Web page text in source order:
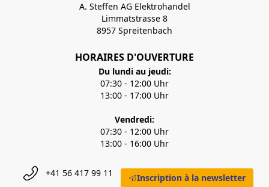
A. Steffen AG Elektrohandel
Limmatstrasse 8
8957 Spreitenbach
HORAIRES D'OUVERTURE
Du lundi au jeudi:
07:30 - 12:00 Uhr
13:00 - 17:00 Uhr
Vendredi:
07:30 - 12:00 Uhr
13:00 - 16:00 Uhr
+41 56 417 99 11 Inscription à la newsletter